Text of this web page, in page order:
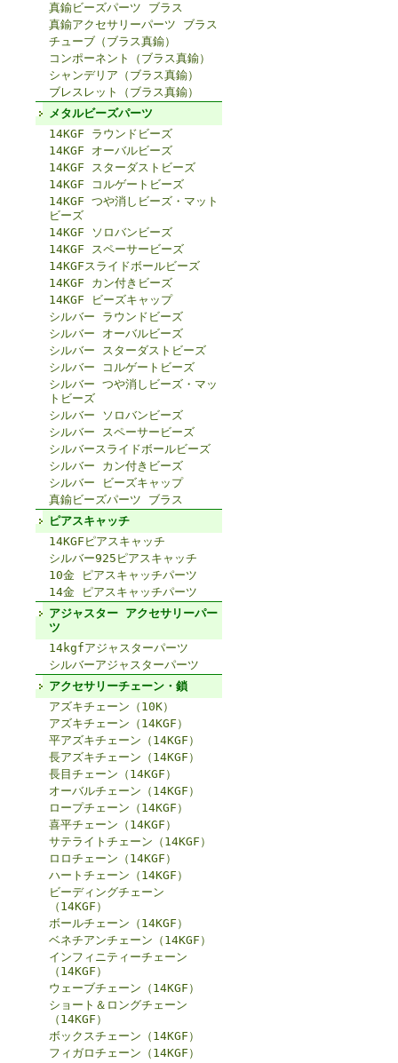
真鍮ビーズパーツ ブラス
真鍮アクセサリーパーツ ブラス
チューブ（ブラス真鍮）
コンポーネント（ブラス真鍮）
シャンデリア（ブラス真鍮）
ブレスレット（ブラス真鍮）
メタルビーズパーツ
14KGF ラウンドビーズ
14KGF オーバルビーズ
14KGF スターダストビーズ
14KGF コルゲートビーズ
14KGF つや消しビーズ・マット
ビーズ
14KGF ソロバンビーズ
14KGF スペーサービーズ
14KGFスライドボールビーズ
14KGF カン付きビーズ
14KGF ビーズキャップ
シルバー ラウンドビーズ
シルバー オーバルビーズ
シルバー スターダストビーズ
シルバー コルゲートビーズ
シルバー つや消しビーズ・マッ
トビーズ
シルバー ソロバンビーズ
シルバー スペーサービーズ
シルバースライドボールビーズ
シルバー カン付きビーズ
シルバー ビーズキャップ
真鍮ビーズパーツ ブラス
ピアスキャッチ
14KGFピアスキャッチ
シルバー925ピアスキャッチ
10金 ピアスキャッチパーツ
14金 ピアスキャッチパーツ
アジャスター アクセサリーパー
ツ
14kgfアジャスターパーツ
シルバーアジャスターパーツ
アクセサリーチェーン・鎖
アズキチェーン（10K）
アズキチェーン（14KGF）
平アズキチェーン（14KGF）
長アズキチェーン（14KGF）
長目チェーン（14KGF）
オーバルチェーン（14KGF）
ロープチェーン（14KGF）
喜平チェーン（14KGF）
サテライトチェーン（14KGF）
ロロチェーン（14KGF）
ハートチェーン（14KGF）
ビーディングチェーン
（14KGF）
ボールチェーン（14KGF）
ベネチアンチェーン（14KGF）
インフィニティーチェーン
（14KGF）
ウェーブチェーン（14KGF）
ショート＆ロングチェーン
（14KGF）
ボックスチェーン（14KGF）
フィガロチェーン（14KGF）